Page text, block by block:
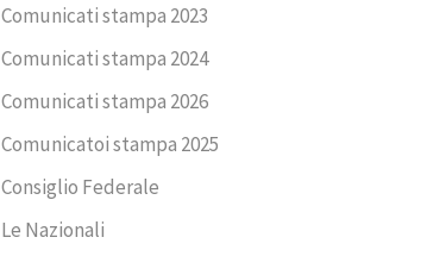
Comunicati stampa 2023
Comunicati stampa 2024
Comunicati stampa 2026
Comunicatoi stampa 2025
Consiglio Federale
Le Nazionali